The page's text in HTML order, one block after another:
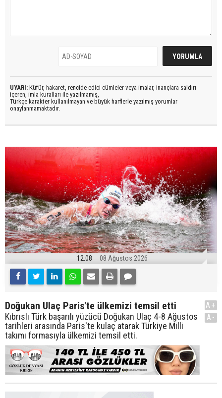
UYARI: Küfür, hakaret, rencide edici cümleler veya imalar, inançlara saldırı
içeren, imla kuralları ile yazılmamış,
Türkçe karakter kullanılmayan ve büyük harflerle yazılmış yorumlar
onaylanmamaktadır.
12:08 08 Ağustos 2026
Doğukan Ulaç Paris'te ülkemizi temsil etti
Kıbrıslı Türk başarılı yüzücü Doğukan Ulaç 4-8 Ağustos
tarihleri arasında Paris'te kulaç atarak Türkiye Milli
takımı formasıyla ülkemizi temsil etti.
A+
A-